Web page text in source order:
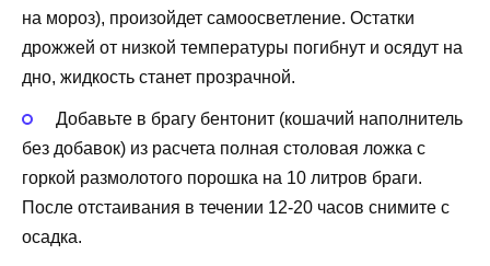
на мороз), произойдет самоосветление. Остатки
дрожжей от низкой температуры погибнут и осядут на
дно, жидкость станет прозрачной.
Добавьте в брагу бентонит (кошачий наполнитель
без добавок) из расчета полная столовая ложка с
горкой размолотого порошка на 10 литров браги.
После отстаивания в течении 12-20 часов снимите с
осадка.